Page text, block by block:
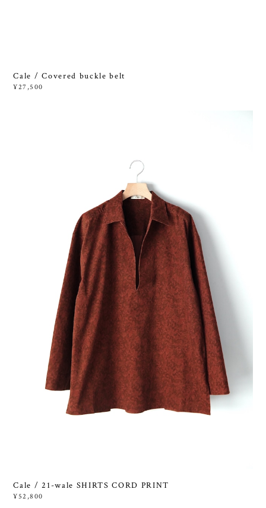
Cale / Covered buckle belt
¥27,500
Cale / 21-wale SHIRTS CORD PRINT
¥52,800